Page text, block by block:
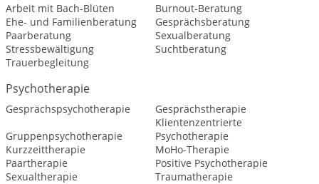
Arbeit mit Bach-Blüten
Burnout-Beratung
Ehe- und Familienberatung
Gesprächsberatung
Paarberatung
Sexualberatung
Stressbewältigung
Suchtberatung
Trauerbegleitung
Psychotherapie
Gesprächspsychotherapie
Gesprächstherapie
Gruppenpsychotherapie
Klientenzentrierte
Psychotherapie
Kurzzeittherapie
MoHo-Therapie
Paartherapie
Positive Psychotherapie
Sexualtherapie
Traumatherapie